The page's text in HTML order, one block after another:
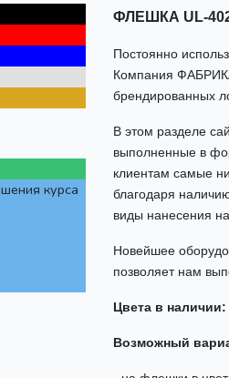
курса
ФЛЕШКА UL-
Постоянно
Компания
брендированных
В этом разделе
выполненные в
клиентам самые
благодаря
виды нанесения
Новейшее
позволяет нам
Цвета в наличии:
Возможный